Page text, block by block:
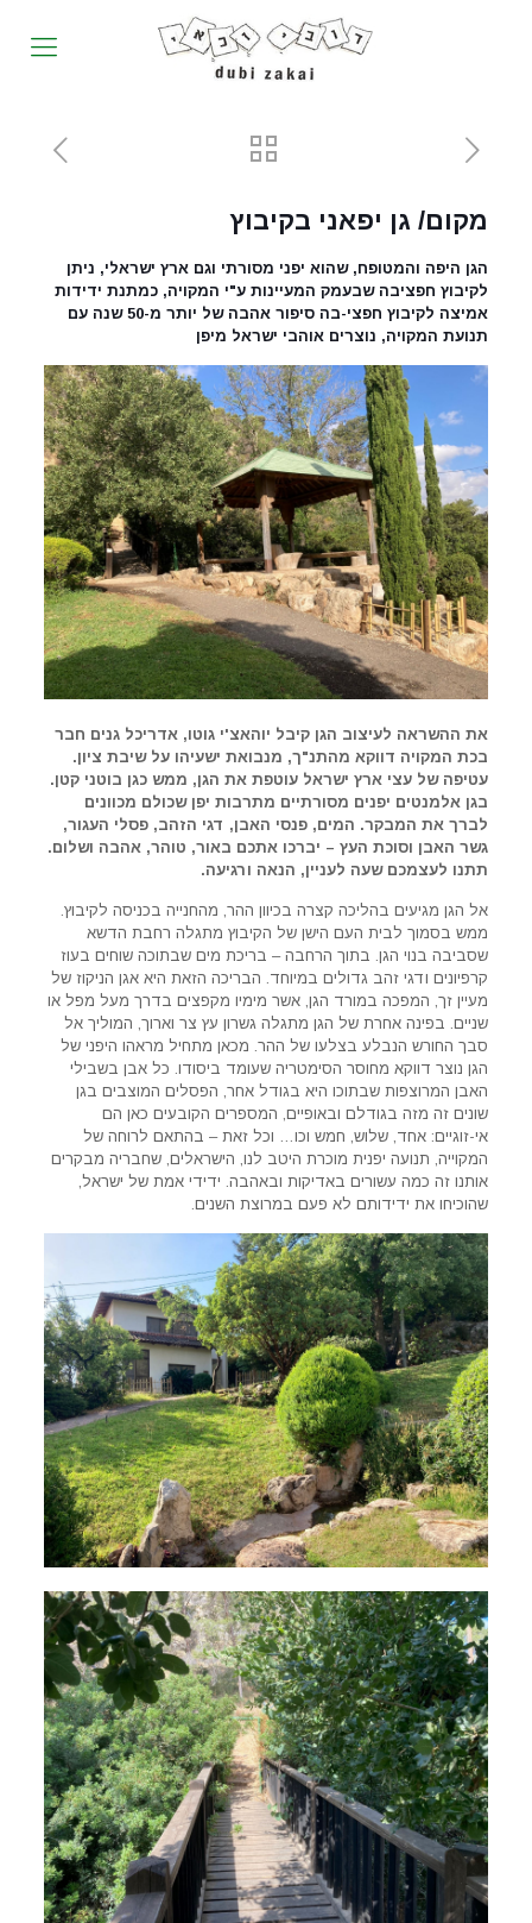
מקום/ גן יפאני בקיבוץ
הגן היפה והמטופח, שהוא יפני מסורתי וגם ארץ ישראלי, ניתן
לקיבוץ חפציבה שבעמק המעיינות ע"י המקויה, כמתנת ידידות
אמיצה לקיבוץ חפצי-בה סיפור אהבה של יותר מ-50 שנה עם
תנועת המקויה, נוצרים אוהבי ישראל מיפן
את ההשראה לעיצוב הגן קיבל יוהאצ'י גוטו, אדריכל גנים חבר
בכת המקויה דווקא מהתנ"ך, מנבואת ישעיהו על שיבת ציון.
עטיפה של עצי ארץ ישראל עוטפת את הגן, ממש כגן בוטני קטן.
בגן אלמנטים יפנים מסורתיים מתרבות יפן שכולם מכוונים
לברך את המבקר. המים, פנסי האבן, דגי הזהב, פסלי העגור,
גשר האבן וסוכת העץ – יברכו אתכם באור, טוהר, אהבה ושלום.
תתנו לעצמכם שעה לעניין, הנאה ורגיעה.
אל הגן מגיעים בהליכה קצרה בכיוון ההר, מהחנייה בכניסה לקיבוץ.
ממש בסמוך לבית העם הישן של הקיבוץ מתגלה רחבת הדשא
שסביבה בנוי הגן. בתוך הרחבה – בריכת מים שבתוכה שוחים בעוז
קרפיונים ודגי זהב גדולים במיוחד. הבריכה הזאת היא אגן הניקוז של
מעיין זך, המפכה במורד הגן, אשר מימיו מקפצים בדרך מעל מפל או
שניים. בפינה אחרת של הגן מתגלה גשרון עץ צר וארוך, המוליך אל
סבך החורש הנבלע בצלעו של ההר. מכאן מתחיל מראהו היפני של
הגן נוצר דווקא מחוסר הסימטריה שעומד ביסודו. כל אבן בשבילי
האבן המרוצפות שבתוכו היא בגודל אחר, הפסלים המוצבים בגן
שונים זה מזה בגודלם ובאופיים, המספרים הקובעים כאן הם
אי-זוגיים: אחד, שלוש, חמש וכו… וכל זאת – בהתאם לרוחה של
המקוייה, תנועה יפנית מוכרת היטב לנו, הישראלים, שחבריה מבקרים
אותנו זה כמה עשורים באדיקות ובאהבה. ידידי אמת של ישראל,
שהוכיחו את ידידותם לא פעם במרוצת השנים.